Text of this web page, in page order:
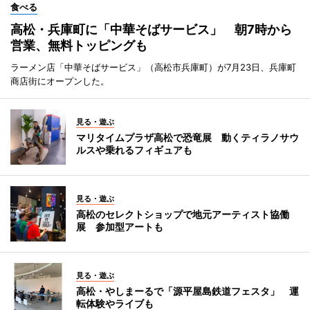
食べる
高松・兵庫町に「中華そばサービス」 朝7時から
営業、無料トッピングも
ラーメン店「中華そばサービス」（高松市兵庫町）が7月23日、兵庫町
商店街にオープンした。
見る・遊ぶ
マリタイムプラザ高松で恐竜展 動くティラノサウ
ルスや乗れるフィギュアも
見る・遊ぶ
高松のセレクトショップで地元アーティスト協働
展 参加型アートも
見る・遊ぶ
高松・やしまーるで「源平屋島鉄道フェスタ」 運
転体験やライブも